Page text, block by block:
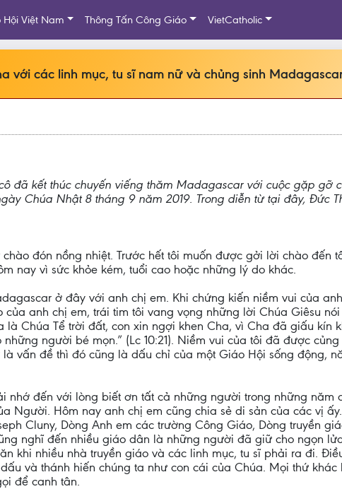
Hội Việt Nam Thông Tấn Công Giáo VietCatholic
với các linh mục, tu sĩ nam nữ và chủng sinh
đã kết thúc chuyến viếng thăm Madagascar với cuộc gặp gỡ
Chúa Nhật 8 tháng 9 năm 2019. Trong diễn từ tại đây, Đức
đón nồng nhiệt. Trước hết tôi muốn được gởi lời chào
nay vì sức khỏe kém, tuổi cao hoặc những lý do khác.
ở đây với anh chị em. Khi chứng kiến niềm vui của
anh chị em, trái tim tôi vang vọng những lời Chúa Giêsu
là Chúa Tể trời đất, con xin ngợi khen Cha, vì Cha đã giấu kín
người bé mọn.” (Lc 10:21). Niềm vui của tôi đã được
vấn đề thì đó cũng là dấu chỉ của một Giáo Hội sống động,
nhớ đến với lòng biết ơn tất cả những người trong những năm
Người. Hôm nay anh chị em cũng chia sẻ di sản của các vị
Cluny, Dòng Anh em các trường Công Giáo, Dòng truyền
nghĩ đến nhiều giáo dân là những người đã giữ cho ngọn
khi nhiều nhà truyền giáo và các linh mục, tu sĩ phải ra đi.
và thánh hiến chúng ta như con cái của Chúa. Mọi thứ
để canh tân.